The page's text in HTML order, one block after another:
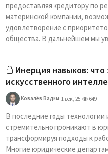
предоставляя кредитору по
материнской компании,
удовлетворение с
общества. В дальнейшем мы
Инерция навыков:
искусственного
Ковалёв Вадим 1 дек, 25 649
В последние годы технологии
стремительно проникают в
трансформируя подходы к
Многие юридические